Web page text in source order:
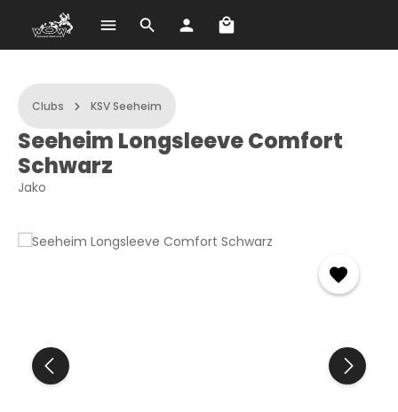
Skip to main content Shopping cart
Clubs KSV Seeheim
Seeheim Longsleeve Comfort
Schwarz
Jako